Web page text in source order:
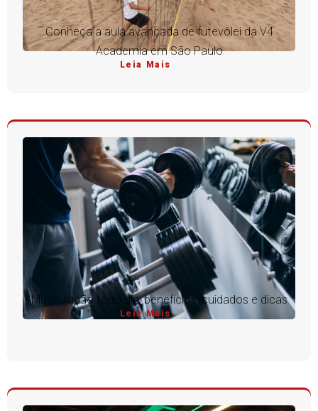
Conheça a aula avançada de futevôlei da V4
Academia em São Paulo
Leia Mais
Musculação todo dia: benefícios, cuidados e dicas
Leia Mais